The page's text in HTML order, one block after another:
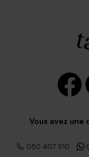
Vous avez une
050 407 910